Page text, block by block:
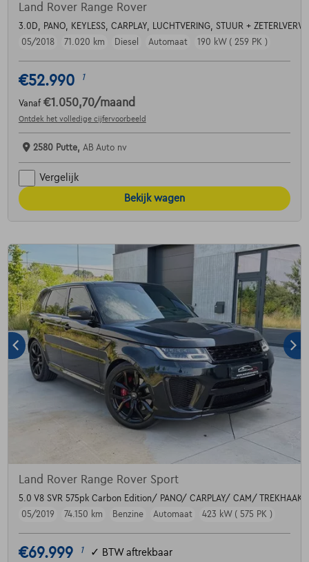
Land Rover Range Rover
3.0D, PANO, KEYLESS, CARPLAY, LUCHTVERING, STUUR +
05/2018
71.020 km Diesel Automaat 190 kW ( 259 PK )
€52.990 1
Vanaf €1.050,70/maand
Ontdek het volledige cijfervoorbeeld
2580 Putte, AB Auto nv
Vergelijk
Bekijk wagen
Land Rover Range Rover Sport
5.0 V8 SVR 575pk Carbon Edition/ PANO/ CARPLAY/ CAM/
05/2019
74.150 km Benzine Automaat 423 kW ( 575 PK )
€69.999 1 ✓ BTW aftrekbaar